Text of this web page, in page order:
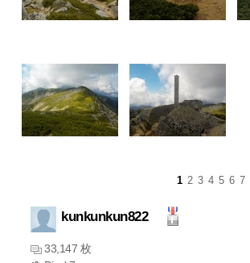
1 2 3 4 5 6 7
kunkunkun822
33,147 枚